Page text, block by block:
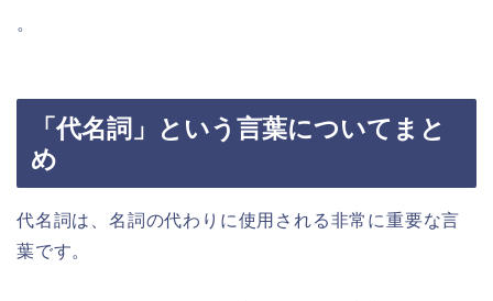
。
「代名詞」という言葉についてまと
め
代名詞は、名詞の代わりに使用される非常に重要な言
葉です。